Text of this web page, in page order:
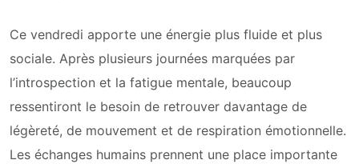
Ce vendredi apporte une énergie plus fluide et plus
sociale. Après plusieurs journées marquées par
l’introspection et la fatigue mentale, beaucoup
ressentiront le besoin de retrouver davantage de
légèreté, de mouvement et de respiration émotionnelle.
Les échanges humains prennent une place importante